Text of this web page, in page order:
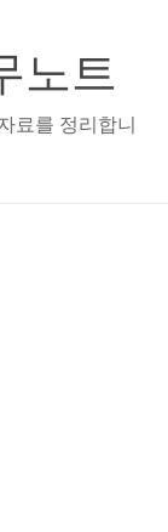
노트
료를 정리합니